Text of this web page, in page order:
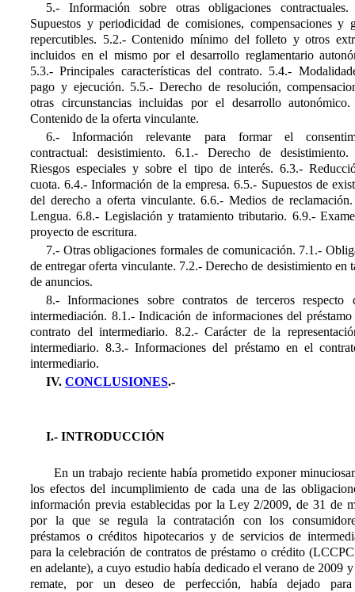
5.- Información sobre otras obligaciones
Supuestos y periodicidad de comisiones, compensaciones y
repercutibles. 5.2.- Contenido mínimo del folleto y otros
incluidos en el mismo por el desarrollo reglamentario
5.3.- Principales características del contrato. 5.4.-
pago y ejecución. 5.5.- Derecho de resolución,
otras circunstancias incluidas por el desarrollo
Contenido de la oferta vinculante.
6.- Información relevante para formar el
contractual: desistimiento. 6.1.- Derecho de
Riesgos especiales y sobre el tipo de interés. 6.3.-
cuota. 6.4.- Información de la empresa. 6.5.- Supuestos de
del derecho a oferta vinculante. 6.6.- Medios de
Lengua. 6.8.- Legislación y tratamiento tributario. 6.9.-
proyecto de escritura.
7.- Otras obligaciones formales de comunicación. 7.1.-
de entregar oferta vinculante. 7.2.- Derecho de desistimiento en
de anuncios.
8.- Informaciones sobre contratos de terceros respecto
intermediación. 8.1.- Indicación de informaciones del
contrato del intermediario. 8.2.- Carácter de la
intermediario. 8.3.- Informaciones del préstamo en el
intermediario.
IV. CONCLUSIONES.-
I.- INTRODUCCIÓN
En un trabajo reciente había prometido exponer
los efectos del incumplimiento de cada una de las
información previa establecidas por la Ley 2/2009, de 31 de
por la que se regula la contratación con los
préstamos o créditos hipotecarios y de servicios de
para la celebración de contratos de préstamo o crédito
en adelante), a cuyo estudio había dedicado el verano de 2009
remate, por un deseo de perfección, había dejado